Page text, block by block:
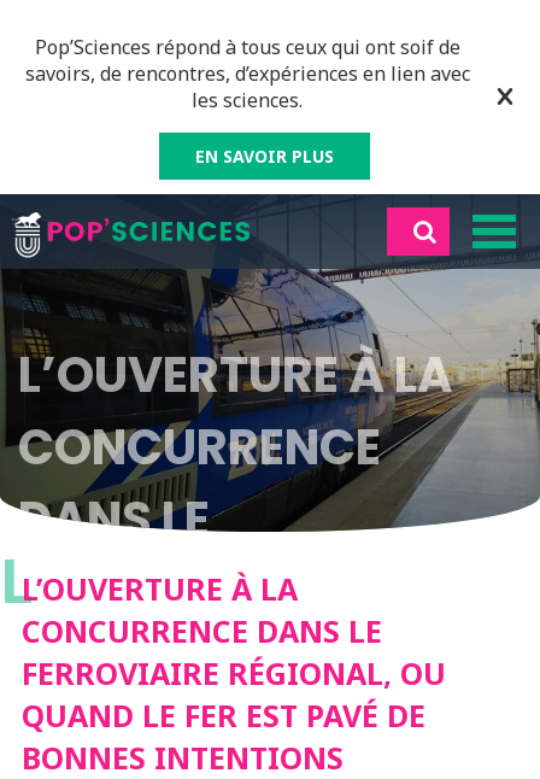
Pop’Sciences répond à tous ceux qui ont soif de
savoirs, de rencontres, d’expériences en lien avec
les sciences.
EN SAVOIR PLUS
L’OUVERTURE À LA
CONCURRENCE
DANS LE
FERROVIAIRE
RÉGIONAL, OU
QUAND LE FER EST
LL’OUVERTURE À LA
CONCURRENCE DANS LE
FERROVIAIRE RÉGIONAL, OU
QUAND LE FER EST PAVÉ DE
BONNES INTENTIONS